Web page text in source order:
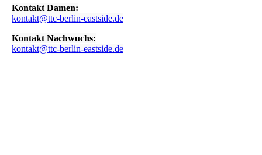
Kontakt Damen:
kontakt@ttc-berlin-eastside.de
Kontakt Nachwuchs:
kontakt@ttc-berlin-eastside.de